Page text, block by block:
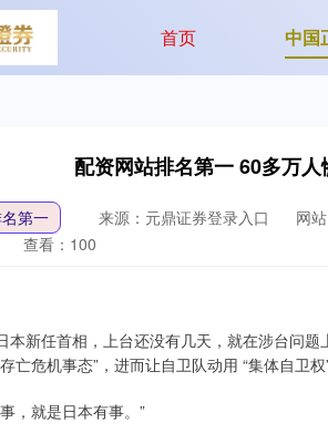
首页 中国
配资网站排名第一 60多万
第一 来源：元鼎证券登录入口 网
查看：100
本新任首相，上台还没有几天，就在涉台问
亡危机事态”，进而让自卫队动用 “集体自卫权”
，就是日本有事。”